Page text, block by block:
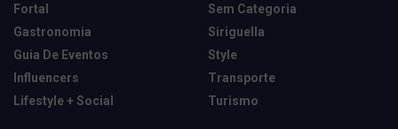
Fortal
Gastronomia
Guia De Eventos
Influencers
Lifestyle + Social
Sem Categoria
Siriguella
Style
Transporte
Turismo